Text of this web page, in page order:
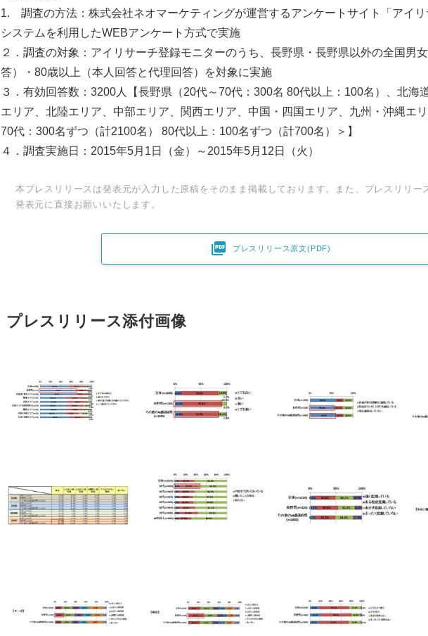
1. 調査の方法：株式会社ネオマーケティングが運営するアンケートサイト「アイ
システムを利用したWEBアンケート方式で実施
２．調査の対象：アイリサーチ登録モニターのうち、長野県・長野県以外の全国男
答）・80歳以上（本人回答と代理回答）を対象に実施
３．有効回答数：3200人【長野県（20代～70代：300名 80代以上：100名）、北海
エリア、北陸エリア、中部エリア、関西エリア、中国・四国エリア、九州・沖縄エ
70代：300名ずつ（計2100名） 80代以上：100名ずつ（計700名）＞】
４．調査実施日：2015年5月1日（金）～2015年5月12日（火）
本プレスリリースは発表元が入力した原稿をそのまま掲載しております。また、プレスリリー
発表元に直接お願いいたします。
 プレスリリース原文(PDF)
プレスリリース添付画像
Japanese
English